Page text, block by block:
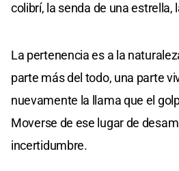
colibrí, la senda de una estrella,
La pertenencia es a la
parte más del todo, una parte
nuevamente la llama que el
Moverse de ese lugar de
incertidumbre.